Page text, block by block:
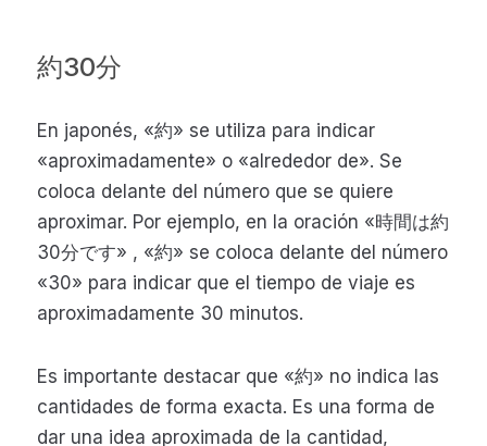
約30分
En japonés, «約» se utiliza para indicar
«aproximadamente» o «alrededor de». Se
coloca delante del número que se quiere
aproximar. Por ejemplo, en la oración «時間は約
30分です» , «約» se coloca delante del número
«30» para indicar que el tiempo de viaje es
aproximadamente 30 minutos.
Es importante destacar que «約» no indica las
cantidades de forma exacta. Es una forma de
dar una idea aproximada de la cantidad,